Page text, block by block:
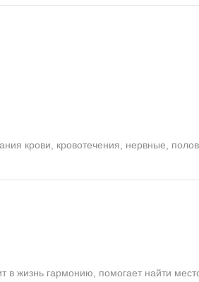
крови, кровотечения, нервные,
жизнь гармонию, помогает найти